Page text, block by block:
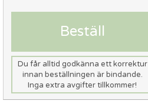
Beställ
Du får alltid godkänna ett korrektur
innan beställningen är bindande.
Inga extra avgifter tillkommer!